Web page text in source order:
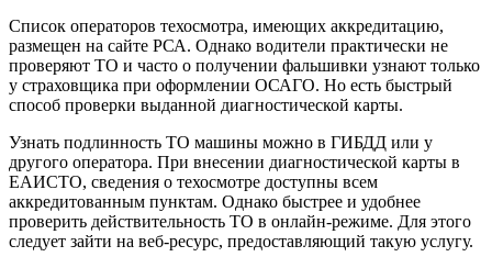
Список операторов техосмотра, имеющих аккредитацию,
размещен на сайте РСА. Однако водители практически не
проверяют ТО и часто о получении фальшивки узнают только
у страховщика при оформлении ОСАГО. Но есть быстрый
способ проверки выданной диагностической карты.
Узнать подлинность ТО машины можно в ГИБДД или у
другого оператора. При внесении диагностической карты в
ЕАИСТО, сведения о техосмотре доступны всем
аккредитованным пунктам. Однако быстрее и удобнее
проверить действительность ТО в онлайн-режиме. Для этого
следует зайти на веб-ресурс, предоставляющий такую услугу.